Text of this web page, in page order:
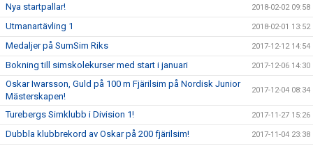
Nya startpallar! 2018-02-02 09:58
Utmanartävling 1 2018-02-01 13:52
Medaljer på SumSim Riks 2017-12-12 14:54
Bokning till simskolekurser med start i januari 2017-12-06 14:30
Oskar Iwarsson, Guld på 100 m Fjärilsim på Nordisk Junior
Mästerskapen!
2017-12-04 08:34
Turebergs Simklubb i Division 1! 2017-11-27 15:26
Dubbla klubbrekord av Oskar på 200 fjärilsim! 2017-11-04 23:38